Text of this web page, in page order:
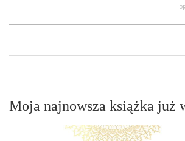
Moja najnowsza książka już